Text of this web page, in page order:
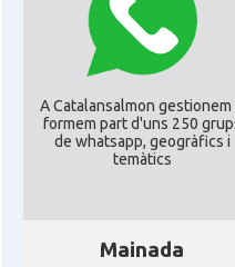
CAMON
CAMON
CAMON
A Catalansalmon gestionem
formem part d'uns 250
de whatsapp, geogràfics i
temàtics
Mainada